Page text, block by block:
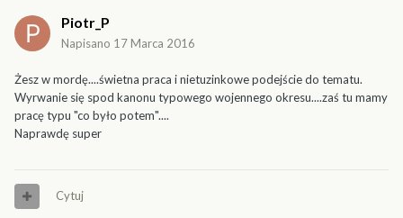
Piotr_P
Napisano 17 Marca 2016
Żesz w mordę....świetna praca i nietuzinkowe podejście do tematu.
Wyrwanie się spod kanonu typowego wojennego okresu....zaś tu mamy
pracę typu "co było potem"....
Naprawdę super
Cytuj